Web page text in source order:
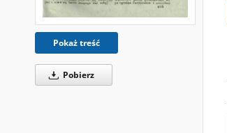
Pokaż treść
Pobierz